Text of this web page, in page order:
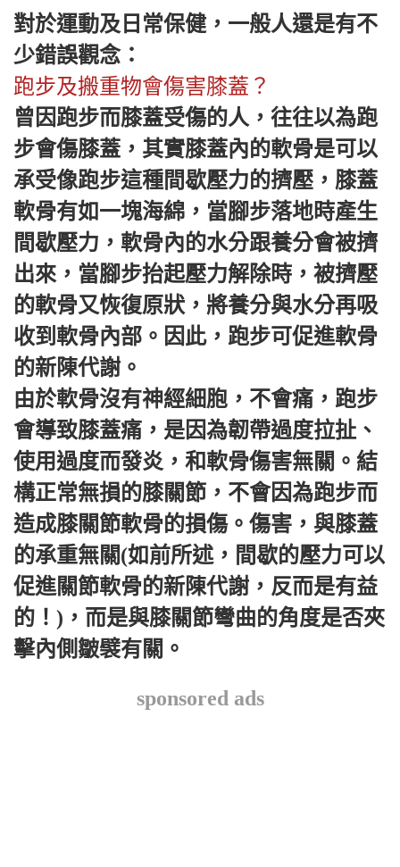
對於運動及日常保健，一般人還是有不
少錯誤觀念：
跑步及搬重物會傷害膝蓋？
曾因跑步而膝蓋受傷的人，往往以為跑
步會傷膝蓋，其實膝蓋內的軟骨是可以
承受像跑步這種間歇壓力的擠壓，膝蓋
軟骨有如一塊海綿，當腳步落地時產生
間歇壓力，軟骨內的水分跟養分會被擠
出來，當腳步抬起壓力解除時，被擠壓
的軟骨又恢復原狀，將養分與水分再吸
收到軟骨內部。因此，跑步可促進軟骨
的新陳代謝。
由於軟骨沒有神經細胞，不會痛，跑步
會導致膝蓋痛，是因為韌帶過度拉扯、
使用過度而發炎，和軟骨傷害無關。結
構正常無損的膝關節，不會因為跑步而
造成膝關節軟骨的損傷。傷害，與膝蓋
的承重無關(如前所述，間歇的壓力可以
促進關節軟骨的新陳代謝，反而是有益
的！)，而是與膝關節彎曲的角度是否夾
擊內側皺襞有關。
sponsored ads